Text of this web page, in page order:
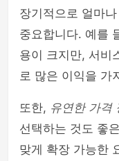
장기적으로 얼마
중요합니다. 예를
용이 크지만, 서비
로 많은 이익을 가
또한, 유연한 가격
선택하는 것도 좋
맞게 확장 가능한